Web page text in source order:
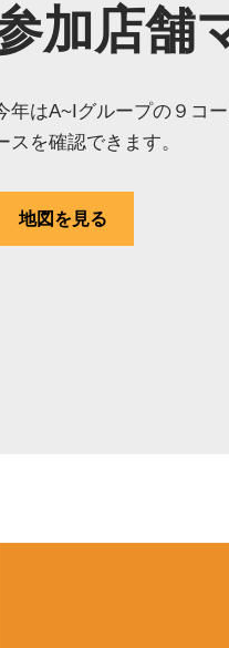
加店舗
年はA~Iグループの９コ
スを確認できます。
地図を見る